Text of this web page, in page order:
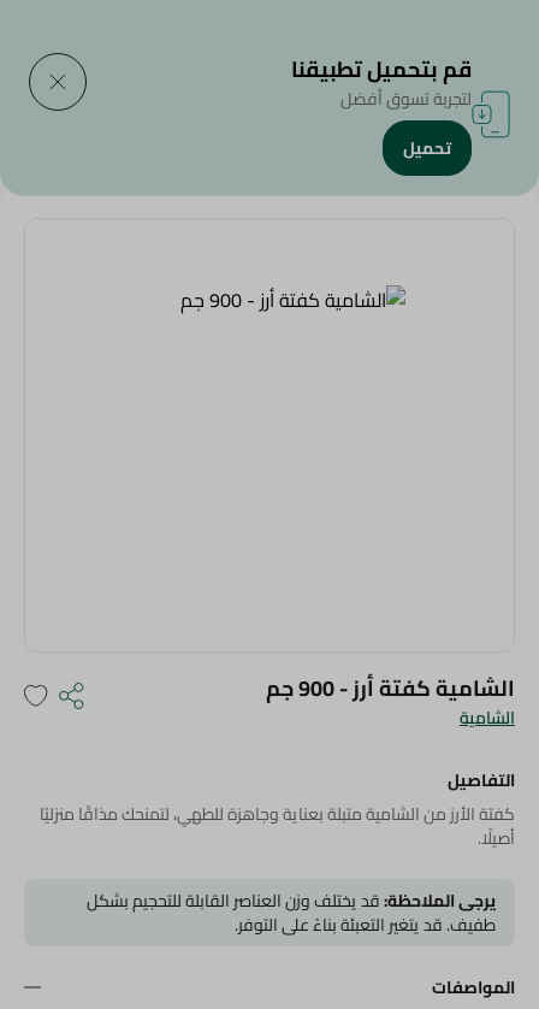
الرئيسية/الأطعمة المجمدة
الشامية
الشامية كفتة أرز - 900 جم
التفاصيل
كفتة الأرز من الشامية متبلة بعناية وجاهزة للطهي، لتمنحك مذاقًا منزليًا
أصيلًا.
يرجى الملاحظة:قد يختلف وزن العناصر القابلة للتحجيم بشكل
طفيف. قد يتغير التعبئة بناءً على التوفر.
المواصفات
قم بتحميل تطبيقنا
لتجربة تسوق أفضل
تحميل